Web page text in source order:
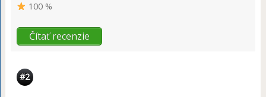
100 %
Čítať recenzie
#2